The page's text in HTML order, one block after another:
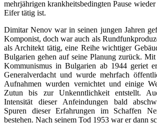
mehrjährigen krankheitsbedingten Pause
Eifer tätig ist.
Dimitar Nenov war in seinen jungen Jahren
Komponist, doch war auch als
als Architekt tätig, eine Reihe wichtiger
Bulgarien gehen auf seine Planung zurück.
Kommunismus in Bulgarien ab 1944 geriet
Generalverdacht und wurde mehrfach
Aufnahmen wurden vernichtet und einige
Zutun bis zur Unkenntlichkeit entstellt.
Intensität dieser Anfeindungen bald
Spuren dieser Erfahrungen im Schaffen
bestehen. Nach seinem Tod 1953 war er dann